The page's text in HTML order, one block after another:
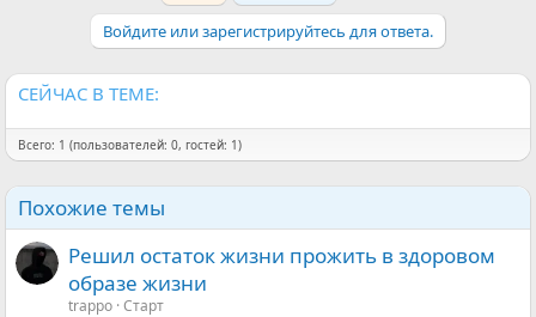
Войдите или зарегистрируйтесь для ответа.
СЕЙЧАС В ТЕМЕ:
Всего: 1 (пользователей: 0, гостей: 1)
Похожие темы
Решил остаток жизни прожить в здоровом
образе жизни
trappo Старт